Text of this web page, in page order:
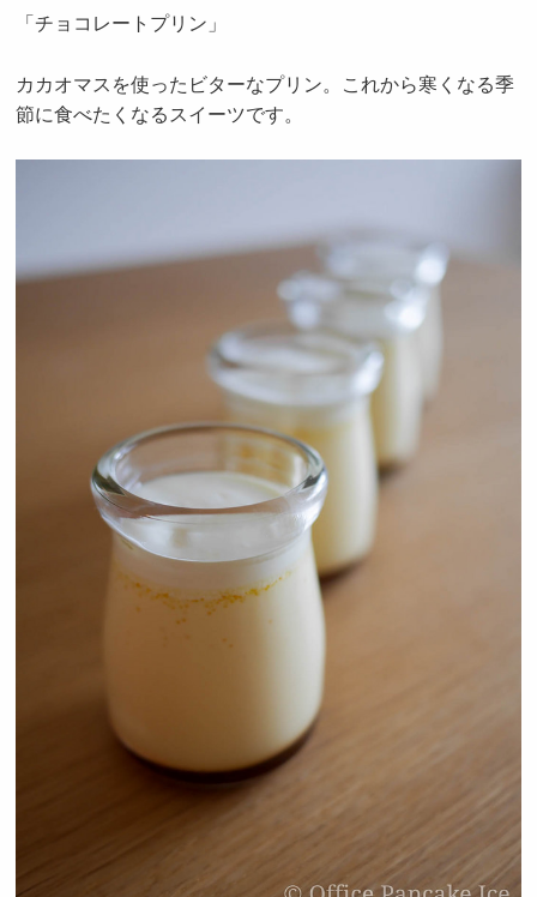
「チョコレートプリン」
カカオマスを使ったビターなプリン。これから寒くなる季
節に食べたくなるスイーツです。